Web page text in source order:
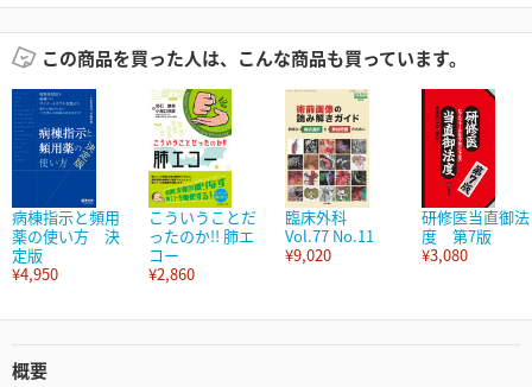
この商品を買った人は、こんな商品も買っています。
病棟指示と頻用
薬の使い方 決
定版
¥4,950
こういうことだ
ったのか!! 肺エ
コー
¥2,860
臨床外科
Vol.77 No.11
¥9,020
研修医当直御法
度 第7版
¥3,080
概要